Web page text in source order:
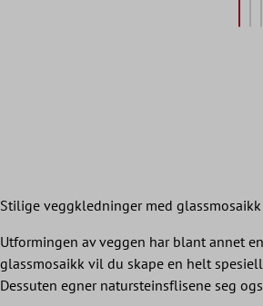
Stilige veggkledninger med glassmosaikk
Utformingen av veggen har blant annet
glassmosaikk vil du skape en helt
Dessuten egner natursteinsflisene seg